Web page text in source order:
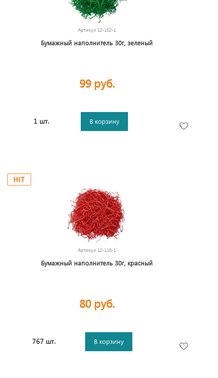
Артикул 12-152-1
Бумажный наполнитель 30г, зеленый
99 руб.
1 шт. В корзину
Артикул 12-116-1
Бумажный наполнитель 30г, красный
80 руб.
767 шт. В корзину